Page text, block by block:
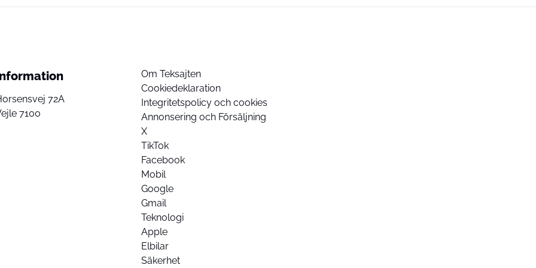
72A
7100
Om Teksajten
Cookiedeklaration
Integritetspolicy och cookies
Annonsering och Försäljning
X
TikTok
Facebook
Mobil
Google
Gmail
Teknologi
Apple
Elbilar
Säkerhet